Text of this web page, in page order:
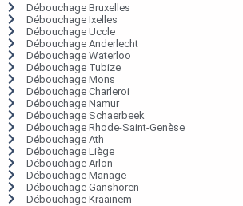
Débouchage Bruxelles
Débouchage Ixelles
Débouchage Uccle
Débouchage Anderlecht
Débouchage Waterloo
Débouchage Tubize
Débouchage Mons
Débouchage Charleroi
Débouchage Namur
Débouchage Schaerbeek
Débouchage Rhode-Saint-Genèse
Débouchage Ath
Débouchage Liège
Débouchage Arlon
Débouchage Manage
Débouchage Ganshoren
Débouchage Kraainem